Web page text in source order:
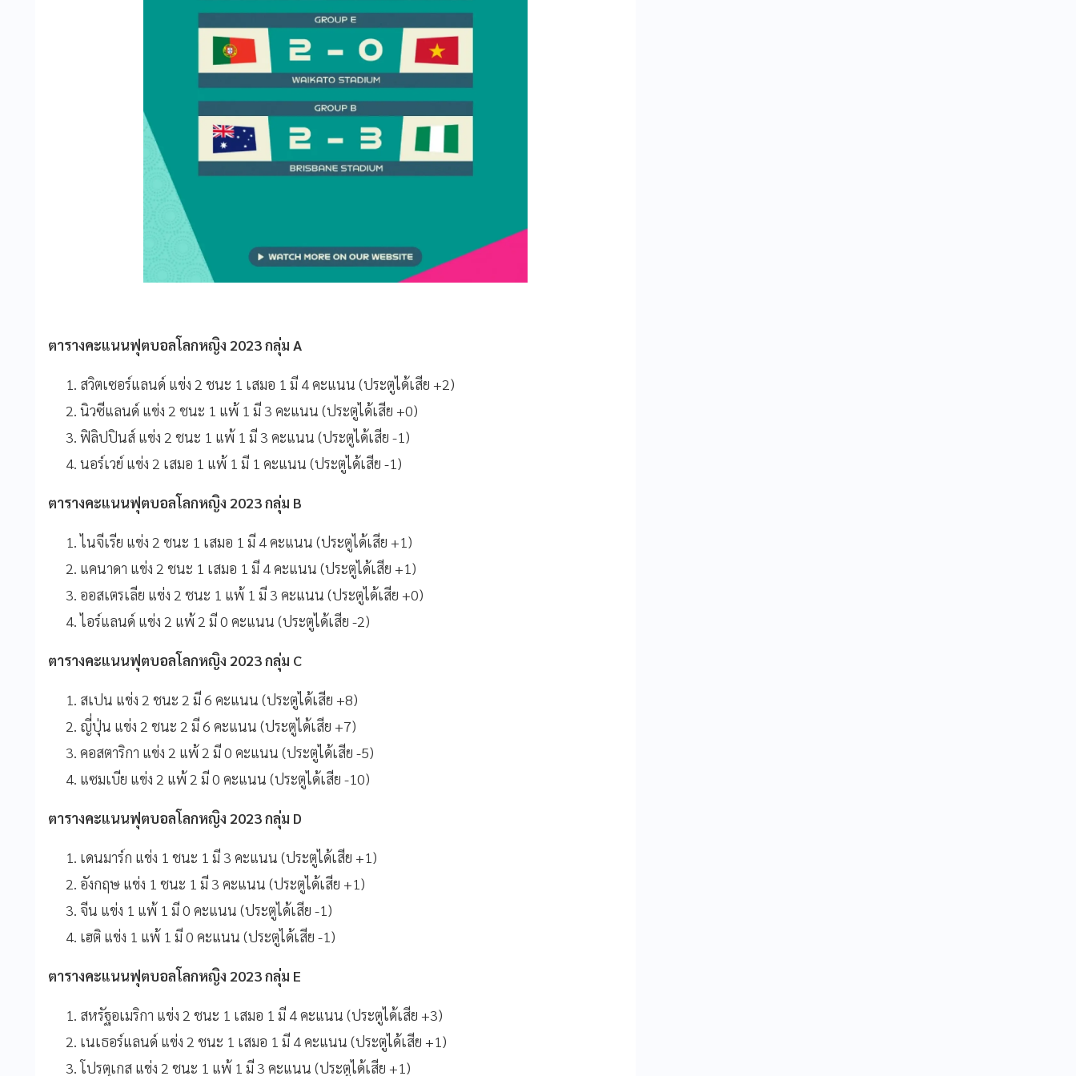
ตารางคะแนนฟุตบอลโลกหญิง 2023 กลุ่ม A
สวิตเซอร์แลนด์ แข่ง 2 ชนะ 1 เสมอ 1 มี 4 คะแนน (ประตูได้เสีย +2)
นิวซีแลนด์ แข่ง 2 ชนะ 1 แพ้ 1 มี 3 คะแนน (ประตูได้เสีย +0)
ฟิลิปปินส์ แข่ง 2 ชนะ 1 แพ้ 1 มี 3 คะแนน (ประตูได้เสีย -1)
นอร์เวย์ แข่ง 2 เสมอ 1 แพ้ 1 มี 1 คะแนน (ประตูได้เสีย -1)
ตารางคะแนนฟุตบอลโลกหญิง 2023 กลุ่ม B
ไนจีเรีย แข่ง 2 ชนะ 1 เสมอ 1 มี 4 คะแนน (ประตูได้เสีย +1)
แคนาดา แข่ง 2 ชนะ 1 เสมอ 1 มี 4 คะแนน (ประตูได้เสีย +1)
ออสเตรเลีย แข่ง 2 ชนะ 1 แพ้ 1 มี 3 คะแนน (ประตูได้เสีย +0)
ไอร์แลนด์ แข่ง 2 แพ้ 2 มี 0 คะแนน (ประตูได้เสีย -2)
ตารางคะแนนฟุตบอลโลกหญิง 2023 กลุ่ม C
สเปน แข่ง 2 ชนะ 2 มี 6 คะแนน (ประตูได้เสีย +8)
ญี่ปุ่น แข่ง 2 ชนะ 2 มี 6 คะแนน (ประตูได้เสีย +7)
คอสตาริกา แข่ง 2 แพ้ 2 มี 0 คะแนน (ประตูได้เสีย -5)
แซมเบีย แข่ง 2 แพ้ 2 มี 0 คะแนน (ประตูได้เสีย -10)
ตารางคะแนนฟุตบอลโลกหญิง 2023 กลุ่ม D
เดนมาร์ก แข่ง 1 ชนะ 1 มี 3 คะแนน (ประตูได้เสีย +1)
อังกฤษ แข่ง 1 ชนะ 1 มี 3 คะแนน (ประตูได้เสีย +1)
จีน แข่ง 1 แพ้ 1 มี 0 คะแนน (ประตูได้เสีย -1)
เฮติ แข่ง 1 แพ้ 1 มี 0 คะแนน (ประตูได้เสีย -1)
ตารางคะแนนฟุตบอลโลกหญิง 2023 กลุ่ม E
สหรัฐอเมริกา แข่ง 2 ชนะ 1 เสมอ 1 มี 4 คะแนน (ประตูได้เสีย +3)
เนเธอร์แลนด์ แข่ง 2 ชนะ 1 เสมอ 1 มี 4 คะแนน (ประตูได้เสีย +1)
โปรตุเกส แข่ง 2 ชนะ 1 แพ้ 1 มี 3 คะแนน (ประตูได้เสีย +1)